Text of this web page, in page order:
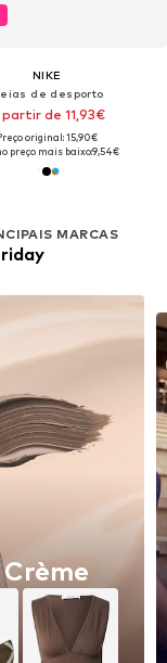
NIKE
de desporto
partir de 11,93€
original: 15,90€
preço mais baixo:9,54€
MARCAS